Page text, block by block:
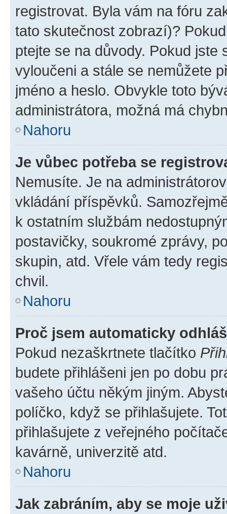
registrovat. Byla vám na fóru
tato skutečnost zobrazí)?
ptejte se na důvody. Pokud jste
vyloučeni a stále se nemůžete
jméno a heslo. Obvykle toto
administrátora, možná má
Nahoru
Je vůbec potřeba se
Nemusíte. Je na
vkládání příspěvků.
k ostatním službám
postavičky, soukromé zprávy,
skupin, atd. Vřele vám tedy
chvil.
Nahoru
Proč jsem automaticky
Pokud nezaškrtnete tlačítko
budete přihlášeni jen po dobu
vašeho účtu někým jiným.
políčko, když se přihlašujete.
přihlašujete z veřejného
kavárně, univerzitě atd.
Nahoru
Jak zabráním, aby se moje